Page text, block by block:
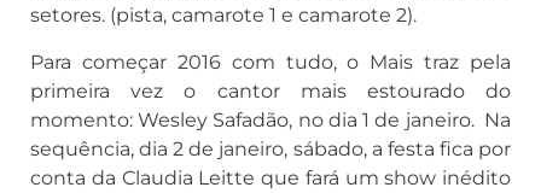
setores. (pista, camarote 1 e camarote 2).
Para começar 2016 com tudo, o Mais traz pela
primeira vez o cantor mais estourado do
momento: Wesley Safadão, no dia 1 de janeiro. Na
sequência, dia 2 de janeiro, sábado, a festa fica por
conta da Claudia Leitte que fará um show inédito